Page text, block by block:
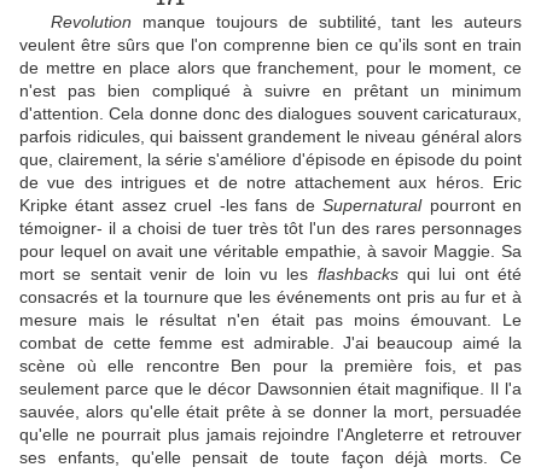
Revolution manque toujours de subtilité, tant les auteurs
veulent être sûrs que l'on comprenne bien ce qu'ils sont en train
de mettre en place alors que franchement, pour le moment, ce
n'est pas bien compliqué à suivre en prêtant un minimum
d'attention. Cela donne donc des dialogues souvent caricaturaux,
parfois ridicules, qui baissent grandement le niveau général alors
que, clairement, la série s'améliore d'épisode en épisode du point
de vue des intrigues et de notre attachement aux héros. Eric
Kripke étant assez cruel -les fans deSupernaturalpourront en
témoigner- il a choisi de tuer très tôt l'un des rares personnages
pour lequel on avait une véritable empathie, à savoir Maggie. Sa
mort se sentait venir de loin vu les flashbacksqui lui ont été
consacrés et la tournure que les événements ont pris au fur et à
mesure mais le résultat n'en était pas moins émouvant. Le
combat de cette femme est admirable. J'ai beaucoup aimé la
scène où elle rencontre Ben pour la première fois, et pas
seulement parce que le décor Dawsonnien était magnifique. Il l'a
sauvée, alors qu'elle était prête à se donner la mort, persuadée
qu'elle ne pourrait plus jamais rejoindre l'Angleterre et retrouver
ses enfants, qu'elle pensait de toute façon déjà morts. Ce